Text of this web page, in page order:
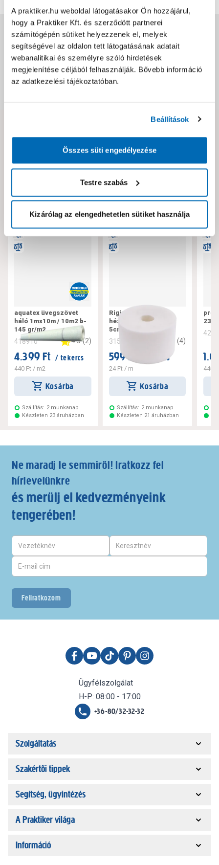
A praktiker.hu weboldal látogatásakor Ön hozzájárul,
hogy a Praktiker Kft. és szerződött partnerei
számítógépén sütiket helyezzenek el, melyek
segítségével az oldalon tett látogatásának adatait
webanalitikai és személyre szóló hirdetések
megjelenítése céljából felhasználják. Bővebb információ
az adatkezelési tájékoztatóban.
Beállítások
Összes süti engedélyezése
Testre szabás
Kizárólag az elengedhetetlen sütiket használja
Jótállás, szavatosság
Csomagolási és súly információk
Neked ajánljuk!
aquatex üvegszövet
háló 1mx10m / 10m2 b-
145 gr/m2
418910 4.5 (2)
4.399 Ft / tekercs
440 Ft / m2
Kosárba
Szállítás: 2 munkanap
Készleten 23 áruházban
Rigips üvegszálas
hézagerősítő szalag
5cmx25m/tekercs
315017 (4)
599 Ft / tekercs
24 Ft/ m
Kosárba
Szállítás: 2 munkanap
Készleten 21 áruházban
profi
440
Ne maradj le semmiről! Iratkozz fel
hírlevelünkre
és merülj el kedvezményeink
tengerében!
Feliratkozom
Ügyfélszolgálat
H-P: 08:00 - 17:00
+36-80/32-32-32
Szolgáltatás
Szakértői tippek
Segítség, ügyintézés
A Praktiker világa
Információ